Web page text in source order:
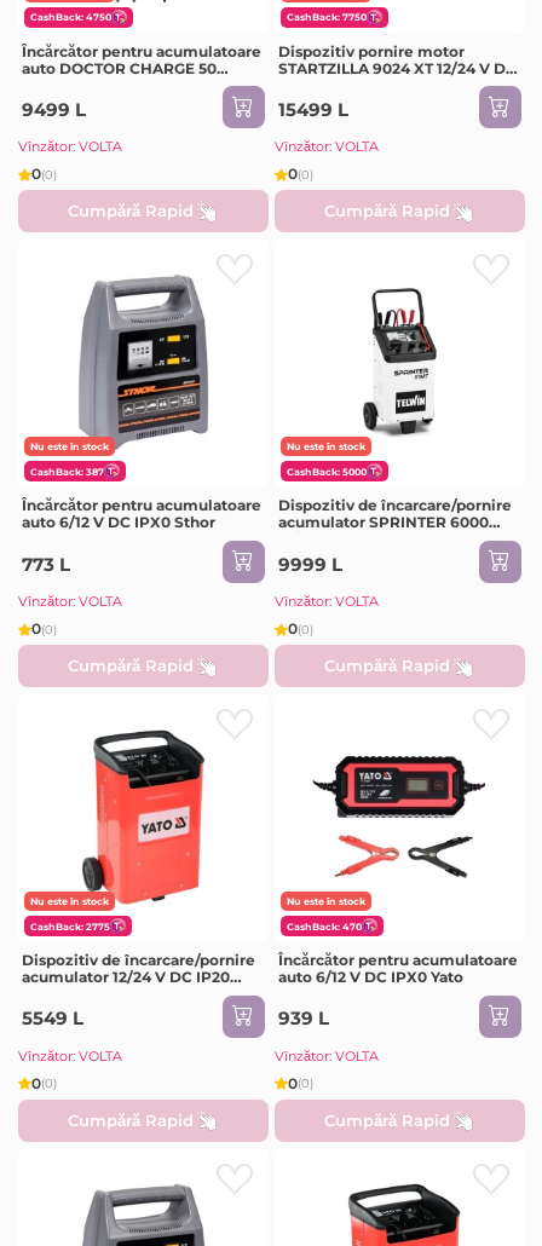
CashBack: 4750
Încărcător pentru acumulatoare
auto DOCTOR CHARGE 50
9499 L
Vînzător: VOLTA
0(0)
Cumpără Rapid
CashBack: 7750
Dispozitiv pornire motor
STARTZILLA 9024 XT 12/24 V DC
15499 L
Vînzător: VOLTA
0(0)
Cumpără Rapid
Nu este în stock
CashBack: 387
Încărcător pentru acumulatoare
auto 6/12 V DC IPX0 Sthor
773 L
Vînzător: VOLTA
0(0)
Cumpără Rapid
Nu este în stock
CashBack: 5000
Dispozitiv de încarcare/pornire
acumulator SPRINTER 6000
9999 L
Vînzător: VOLTA
0(0)
Cumpără Rapid
Nu este în stock
CashBack: 2775
Dispozitiv de încarcare/pornire
acumulator 12/24 V DC IP20
5549 L
Vînzător: VOLTA
0(0)
Cumpără Rapid
Nu este în stock
CashBack: 470
Încărcător pentru acumulatoare
auto 6/12 V DC IPX0 Yato
939 L
Vînzător: VOLTA
0(0)
Cumpără Rapid